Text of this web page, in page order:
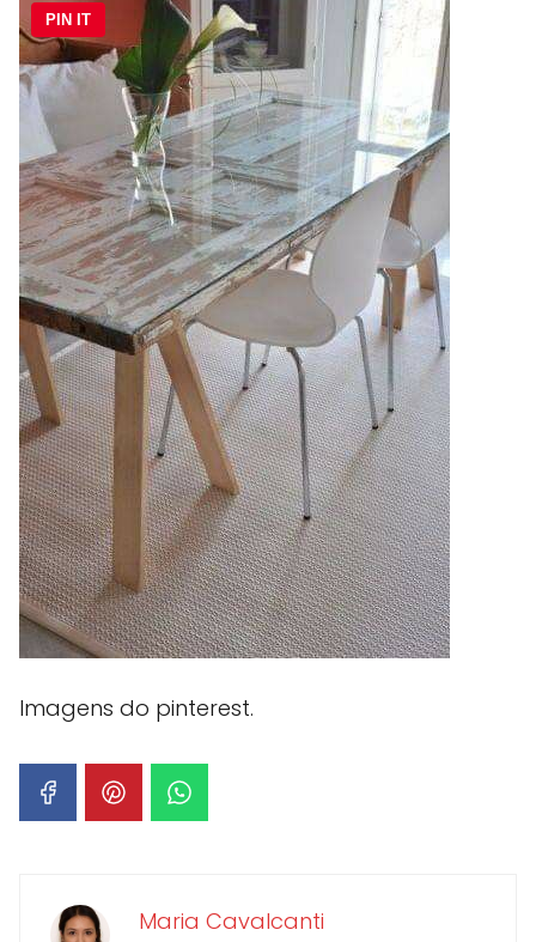
PIN IT
Imagens do pinterest.
Maria Cavalcanti